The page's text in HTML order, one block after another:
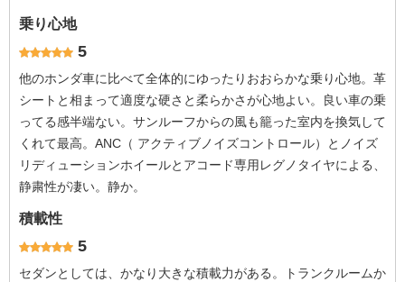
乗り心地
5
他のホンダ車に比べて全体的にゆったりおおらかな乗り心地。革
シートと相まって適度な硬さと柔らかさが心地よい。良い車の乗
ってる感半端ない。サンルーフからの風も籠った室内を換気して
くれて最高。ANC（ アクティブノイズコントロール）とノイズ
リディューションホイールとアコード専用レグノタイヤによる、
静粛性が凄い。静か。
積載性
5
セダンとしては、かなり大きな積載力がある。トランクルームか